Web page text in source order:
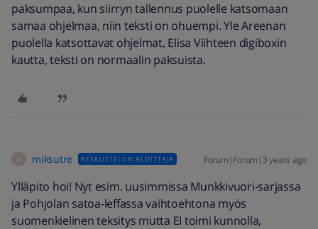
paksumpaa, kun siirryn tallennus puolelle katsomaan
samaa ohjelmaa, niin teksti on ohuempi. Yle Areenan
puolella katsottavat ohjelmat, Elisa Viihteen digiboxin
kautta, teksti on normaalin paksuista.
miksutre KESKUSTELUN ALOITTAJA Forum|Forum|3 years ago
Ylläpito hoi! Nyt esim. uusimmissa Munkkivuori-sarjassa
ja Pohjolan satoa-leffassa vaihtoehtona myös
suomenkielinen teksitys mutta EI toimi kunnolla,